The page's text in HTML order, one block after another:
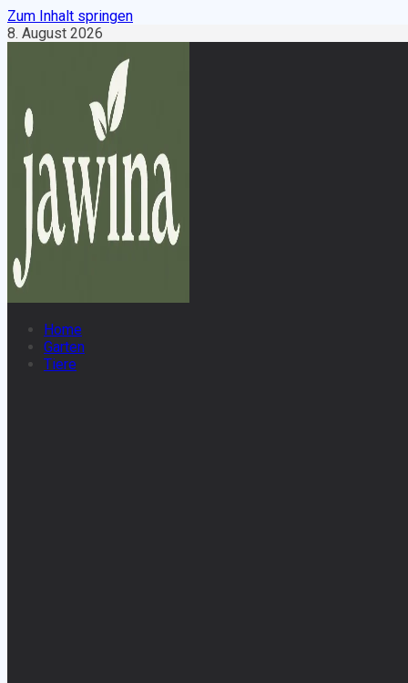
Zum Inhalt springen
8. August 2026
Home
Garten
Tiere